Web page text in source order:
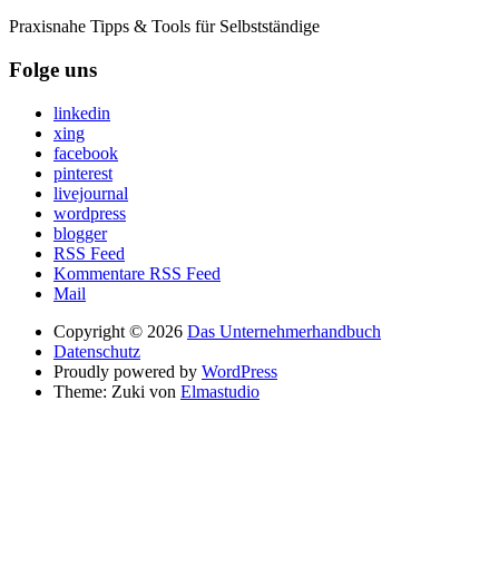
Praxisnahe Tipps & Tools für Selbstständige
Folge uns
linkedin
xing
facebook
pinterest
livejournal
wordpress
blogger
RSS Feed
Kommentare RSS Feed
Mail
Copyright © 2026 Das Unternehmerhandbuch
Datenschutz
Proudly powered by WordPress
Theme: Zuki von Elmastudio